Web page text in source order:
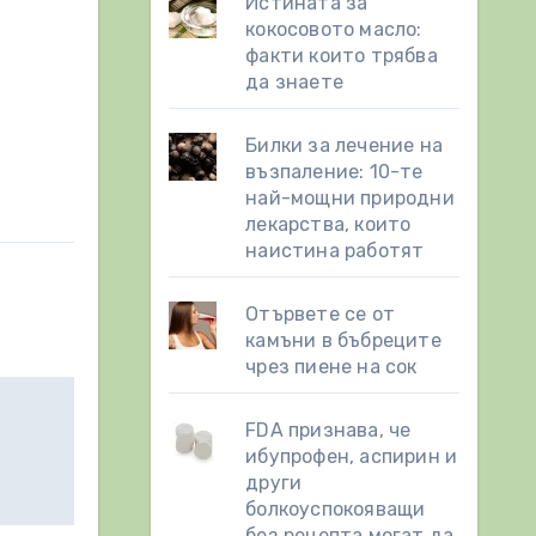
кокосовото масло:
факти които трябва
да знаете
Билки за лечение на
възпаление: 10-те
най-мощни природни
лекарства, които
наистина работят
Отървете се от
камъни в бъбреците
чрез пиене на сок
FDA признава, че
ибупрофен, аспирин и
други
болкоуспокояващи